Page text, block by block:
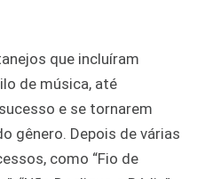
que incluíram
de música, até
e se tornarem
gênero. Depois de várias
como “Fio de